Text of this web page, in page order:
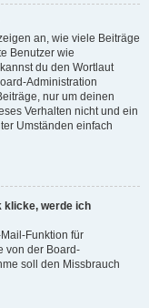
an, wie viele Beiträge
Benutzer wie
du den Wortlaut
Administration
nur um deinen
Verhalten nicht und ein
Umständen einfach
klicke, werde ich
Funktion für
von der Board-
soll den Missbrauch